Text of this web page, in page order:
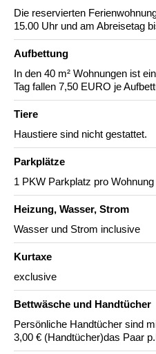
Die reservierten
15.00 Uhr und am Abreisetag
Aufbettung
In den 40 m² Wohnungen ist
Tag fallen 7,50 EURO je
Tiere
Haustiere sind nicht gestattet.
Parkplätze
1 PKW Parkplatz pro
Heizung, Wasser, Strom
Wasser und Strom inclusive
Kurtaxe
exclusive
Bettwäsche und Handtücher
Persönliche Handtücher sind
3,00 € (Handtücher)das Paar